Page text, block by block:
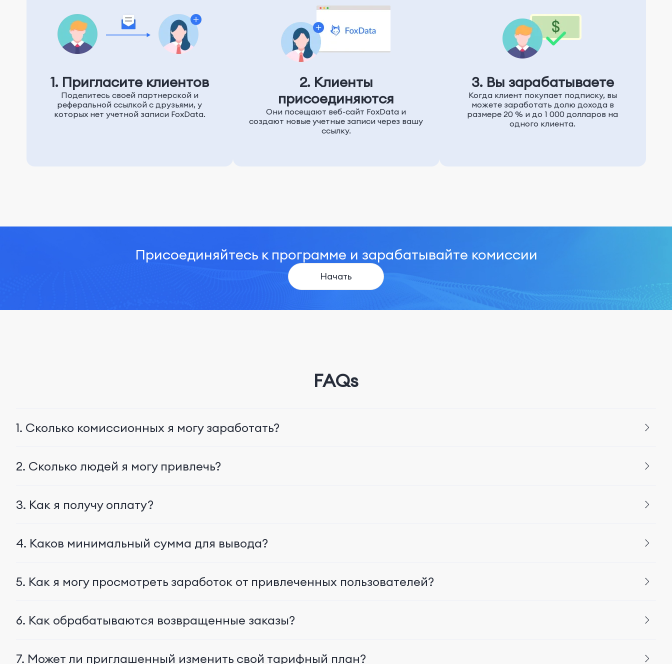
1. Пригласите клиентов
Поделитесь своей партнерской и
реферальной ссылкой с друзьями, у
которых нет учетной записи FoxData.
2. Клиенты
присоединяются
Они посещают веб-сайт FoxData и
создают новые учетные записи через вашу
ссылку.
3. Вы зарабатываете
Когда клиент покупает подписку, вы
можете заработать долю дохода в
размере 20 % и до 1 000 долларов на
одного клиента.
Присоединяйтесь к программе и зарабатывайте комиссии
Начать
FAQs
1. Сколько комиссионных я могу заработать?
2. Сколько людей я могу привлечь?
3. Как я получу оплату?
4. Каков минимальный сумма для вывода?
5. Как я могу просмотреть заработок от привлеченных пользователей?
6. Как обрабатываются возвращенные заказы?
7. Может ли приглашенный изменить свой тарифный план?